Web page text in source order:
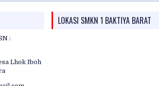
:
Lhok Iboh
LOKASI SMKN 1 BAKTIYA BARAT